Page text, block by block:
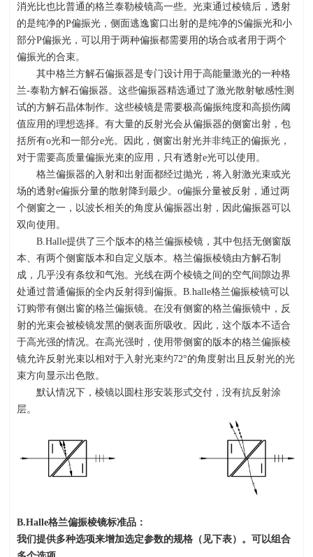
消光比也比普通的格兰泰勒棱镜高一些。光束通过棱镜后，透射
的是纯净的P偏振光，侧面逃逸窗口出射的是纯净的S偏振光和小
部分P偏振光，可以用于两种偏振都需要用的场合或者用于两个
偏振光的合束。
其中格兰方解石偏振器是专门设计用于高能量激光的一种格
兰-泰勒方解石偏振器。这些偏振器精选通过了激光散射敏感性测
试的方解石晶体制作。这些棱镜是需要极高偏振纯度和高损伤阈
值应用的理想选择。有大量的反射光会从偏振器的侧窗出射，包
括所有o光和一部分e光。因此，侧窗出射光并非纯正的偏振光，
对于需要高质量偏振光束的应用，只有透射e光可以使用。
格兰偏振器的入射和出射面都经过抛光，将入射激光束或光
场的透射e偏振分量的散射降到最少。o偏振分量被反射，通过两
个侧窗之一，以波长相关的角度从偏振器出射，因此偏振器可以
双向使用。
B.Halle提供了三个版本的格兰偏振棱镜，其中包括无侧窗版
本、有两个侧窗版本和自定义版本。格兰偏振棱镜由方解石制
成，几乎没有条纹和气泡。光线在两个棱镜之间的空气间隙边界
处通过普通偏振的全内反射得到偏振。B.halle格兰偏振棱镜可以
订购带有侧出窗的格兰偏振镜。在没有侧窗的格兰偏振镜中，反
射的光束会被棱镜发黑的侧表面所吸收。因此，这个版本不适合
于高光强的情况。在高光强时，使用带侧窗的版本的格兰偏振棱
镜允许反射光束以相对于入射光束约72°的角度射出且反射光的光
束方向显示出色散。
默认情况下，棱镜以圆柱形安装形式交付，没有抗反射涂
层。
B.Halle格兰偏振棱镜标准品：
我们提供多种选项来增加选定参数的规格（见下表）。可以组合